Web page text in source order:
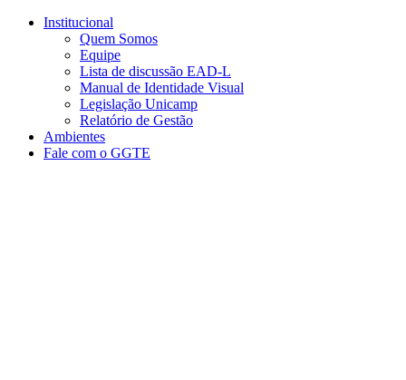
Conteúdo principal
Institucional
Quem Somos
Equipe
Lista de discussão EAD-L
Manual de Identidade Visual
Legislação Unicamp​
Relatório de Gestão
Ambientes
Fale com o GGTE